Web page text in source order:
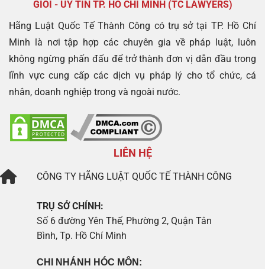
GIỎI - UY TÍN TP. HỒ CHÍ MINH (TC LAWYERS)
Hãng Luật Quốc Tế Thành Công có trụ sở tại TP. Hồ Chí
Minh là nơi tập hợp các chuyên gia về pháp luật, luôn
không ngừng phấn đấu để trở thành đơn vị dẫn đầu trong
lĩnh vực cung cấp các dịch vụ pháp lý cho tổ chức, cá
nhân, doanh nghiệp trong và ngoài nước.
LIÊN HỆ
CÔNG TY HÃNG LUẬT QUỐC TẾ THÀNH CÔNG
TRỤ SỞ CHÍNH:
Số 6 đường Yên Thế, Phường 2, Quận Tân
Bình, Tp. Hồ Chí Minh
CHI NHÁNH HÓC MÔN: